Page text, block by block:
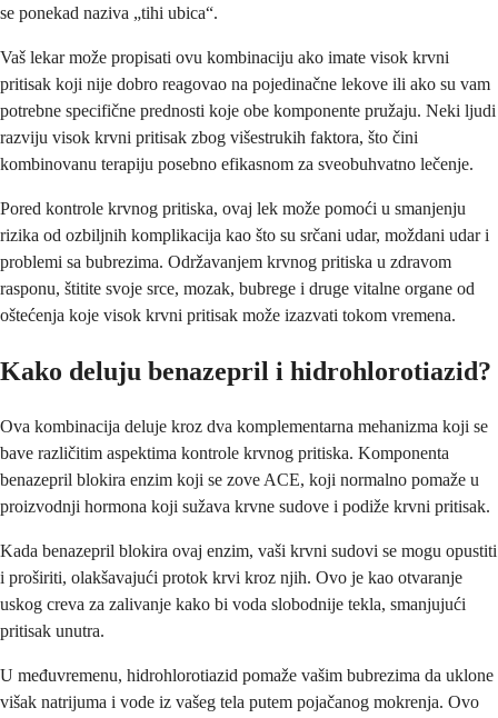
se ponekad naziva „tihi ubica“.
Vaš lekar može propisati ovu kombinaciju ako imate visok krvni
pritisak koji nije dobro reagovao na pojedinačne lekove ili ako su vam
potrebne specifične prednosti koje obe komponente pružaju. Neki ljudi
razviju visok krvni pritisak zbog višestrukih faktora, što čini
kombinovanu terapiju posebno efikasnom za sveobuhvatno lečenje.
Pored kontrole krvnog pritiska, ovaj lek može pomoći u smanjenju
rizika od ozbiljnih komplikacija kao što su srčani udar, moždani udar i
problemi sa bubrezima. Održavanjem krvnog pritiska u zdravom
rasponu, štitite svoje srce, mozak, bubrege i druge vitalne organe od
oštećenja koje visok krvni pritisak može izazvati tokom vremena.
Kako deluju benazepril i hidrohlorotiazid?
Ova kombinacija deluje kroz dva komplementarna mehanizma koji se
bave različitim aspektima kontrole krvnog pritiska. Komponenta
benazepril blokira enzim koji se zove ACE, koji normalno pomaže u
proizvodnji hormona koji sužava krvne sudove i podiže krvni pritisak.
Kada benazepril blokira ovaj enzim, vaši krvni sudovi se mogu opustiti
i proširiti, olakšavajući protok krvi kroz njih. Ovo je kao otvaranje
uskog creva za zalivanje kako bi voda slobodnije tekla, smanjujući
pritisak unutra.
U međuvremenu, hidrohlorotiazid pomaže vašim bubrezima da uklone
višak natrijuma i vode iz vašeg tela putem pojačanog mokrenja. Ovo